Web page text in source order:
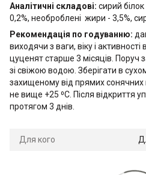
Аналітичні складові: сирий
0,2%, необроблені жири - 3,5%,
Рекомендація по годуванню:
виходячи з ваги, віку і
цуценят старше 3 місяців. Поруч
зі свіжою водою. Зберігати в
захищеному від прямих сонячних
не вище +25 ⁰C. Після відкриття
протягом 3 днів.
Для кого